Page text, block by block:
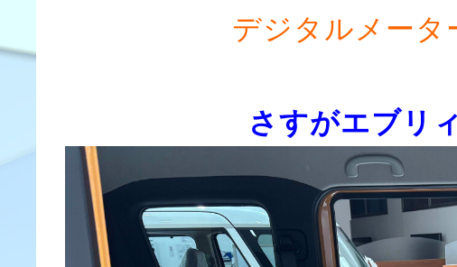
デジタルメータ
さすがエブリ